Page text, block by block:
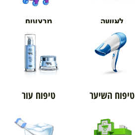
לאישה מבצעים
טיפוח השיער טיפוח עור